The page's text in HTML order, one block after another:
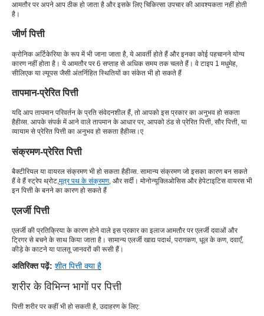
आमतौर पर अपने आप ठीक हो जाता है और इसके लिए चिकित्सा उपचार की आवश्यकता नहीं होती
है।
जीर्ण पित्ती
क्रोनिक अर्टिकेरिया के रूप में भी जाना जाता है, ये आवर्ती होते हैं और इनका कोई पहचानने योग्य
कारण नहीं होता है। ये आमतौर पर 6 सप्ताह से अधिक समय तक चलते हैं। वे टाइप 1 मधुमेह,
सीलिएक या ल्यूपस जैसी अंतर्निहित स्थितियों का संकेत भी हो सकते हैं
तापमान-प्रेरित पित्ती
यदि आप तापमान परिवर्तन के प्रति संवेदनशील हैं, तो आपको इस प्रकार का अनुभव हो सकता
हैहीव्स. आपके संपर्क में आने वाले तापमान के आधार पर, आपको ठंड से प्रेरित पित्ती, सौर पित्ती, या
व्यायाम से प्रेरित पित्ती का अनुभव हो सकता हैहीव्स ।ए
संक्रमण-प्रेरित पित्ती
बैक्टीरियल या वायरल संक्रमण भी हो सकता हैहीव्स. सामान्य संक्रमण जो इसका कारण बन सकते
हैं वे हैं स्ट्रेप थ्रोट,मूत्र पथ के संक्रमण, और सर्दी। मोनोन्यूक्लिओसिस और हेपेटाइटिस वायरस भी
इन पित्ती के बनने का कारण हो सकते हैं
एलर्जी पित्ती
एलर्जी की प्रतिक्रिया के कारण होने वाले इस प्रकार का इलाज आमतौर पर एलर्जी दवाओं और
ट्रिगर से बचने के साथ किया जाता है। सामान्य एलर्जी खाद्य पदार्थ, परागकण, धूल के कण, दवाएँ,
कीड़े के काटने या पालतू जानवरों की रूसी हैं।
अतिरिक्त पढ़ें: शीत पित्ती क्या है
शरीर के विभिन्न भागों पर पित्ती
पित्ती शरीर पर कहीं भी हो सकती है, उदाहरण के लिए: